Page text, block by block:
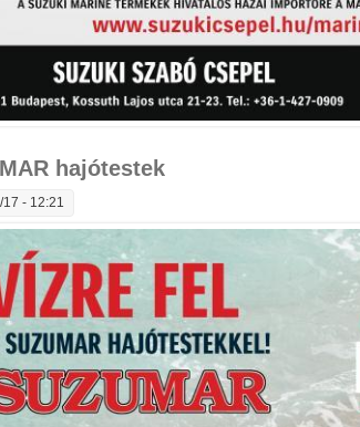
hajótestek
- 12:21